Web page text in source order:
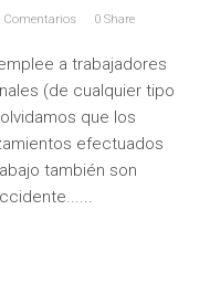
Comentarios 0 Share
a trabajadores
(de cualquier tipo
que los
efectuados
también son